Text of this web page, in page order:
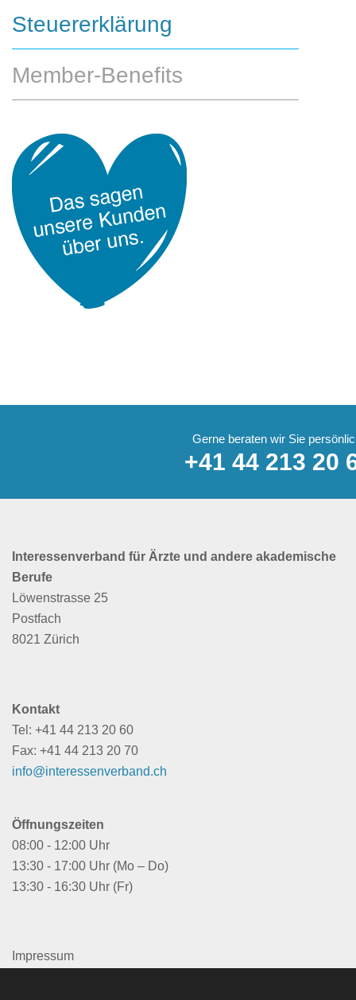
Steuererklärung
Member-Benefits
Gerne beraten wir Sie
+41 44 213 20
Interessenverband für Ärzte und andere akademische
Berufe
Löwenstrasse 25
Postfach
8021 Zürich
Kontakt
Tel: +41 44 213 20 60
Fax: +41 44 213 20 70
info@interessenverband.ch
Öffnungszeiten
08:00 - 12:00 Uhr
13:30 - 17:00 Uhr (Mo – Do)
13:30 - 16:30 Uhr (Fr)
Impressum